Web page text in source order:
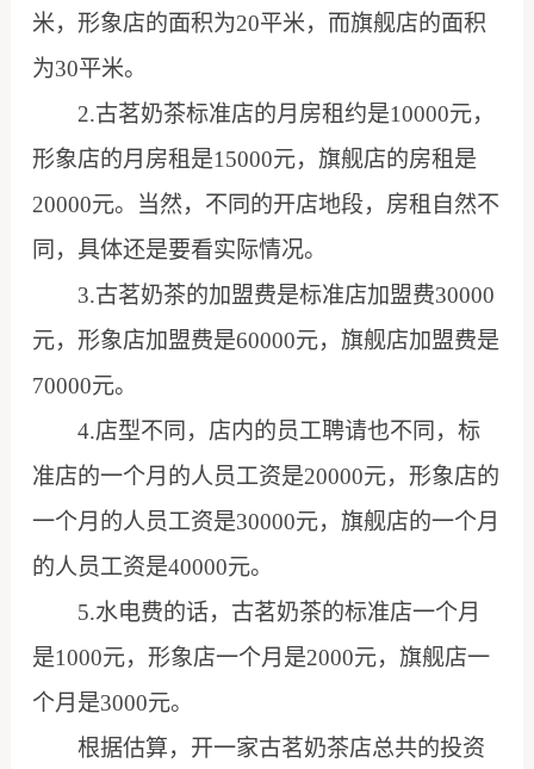
米，形象店的面积为20平米，而旗舰店的面积
为30平米。
2.古茗奶茶标准店的月房租约是10000元，
形象店的月房租是15000元，旗舰店的房租是
20000元。当然，不同的开店地段，房租自然不
同，具体还是要看实际情况。
3.古茗奶茶的加盟费是标准店加盟费30000
元，形象店加盟费是60000元，旗舰店加盟费是
70000元。
4.店型不同，店内的员工聘请也不同，标
准店的一个月的人员工资是20000元，形象店的
一个月的人员工资是30000元，旗舰店的一个月
的人员工资是40000元。
5.水电费的话，古茗奶茶的标准店一个月
是1000元，形象店一个月是2000元，旗舰店一
个月是3000元。
根据估算，开一家古茗奶茶店总共的投资